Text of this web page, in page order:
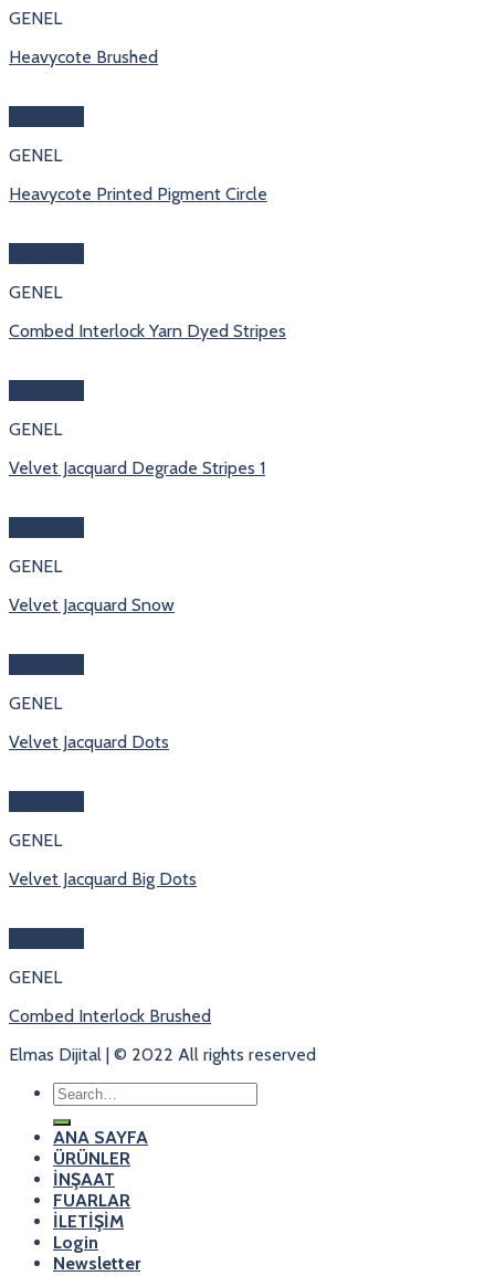
GENEL
Heavycote Brushed
GENEL
Heavycote Printed Pigment Circle
GENEL
Combed Interlock Yarn Dyed Stripes
GENEL
Velvet Jacquard Degrade Stripes 1
GENEL
Velvet Jacquard Snow
GENEL
Velvet Jacquard Dots
GENEL
Velvet Jacquard Big Dots
GENEL
Combed Interlock Brushed
Elmas Dijital | © 2022 All rights reserved
Search
ANA SAYFA
ÜRÜNLER
İNŞAAT
FUARLAR
İLETİŞİM
Login
Newsletter